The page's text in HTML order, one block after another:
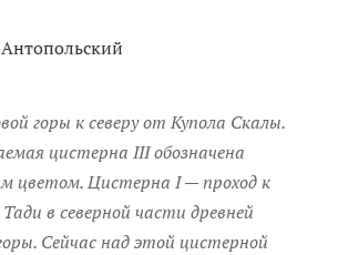
горы к северу от Купола Скалы.
цистерна III обозначена
цветом. Цистерна I — проход к
в северной части древней
Сейчас над этой цистерной